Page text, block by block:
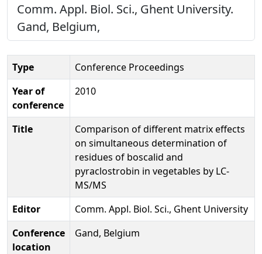
Comm. Appl. Biol. Sci., Ghent University.
Gand, Belgium,
Type
Conference Proceedings
Year of
conference
2010
Title
Comparison of different matrix effects
on simultaneous determination of
residues of boscalid and
pyraclostrobin in vegetables by LC-
MS/MS
Editor
Comm. Appl. Biol. Sci., Ghent University
Conference
location
Gand, Belgium